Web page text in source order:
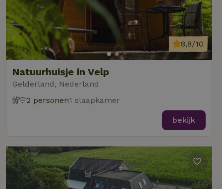
Natuurhuisje in Velp
Gelderland, Nederland
8,8/10
2 personen1 slaapkamer
bekijk